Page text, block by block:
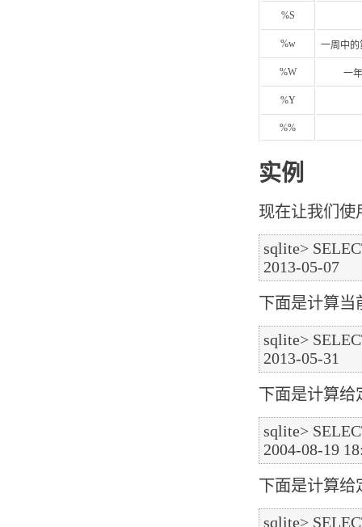
%S
%w 一周中的
%W 一
%Y
%%
实例
现在让我们使
sqlite>
下面是计算当
sqlite>
下面是计算给
sqlite>
下面是计算给
sqlite>